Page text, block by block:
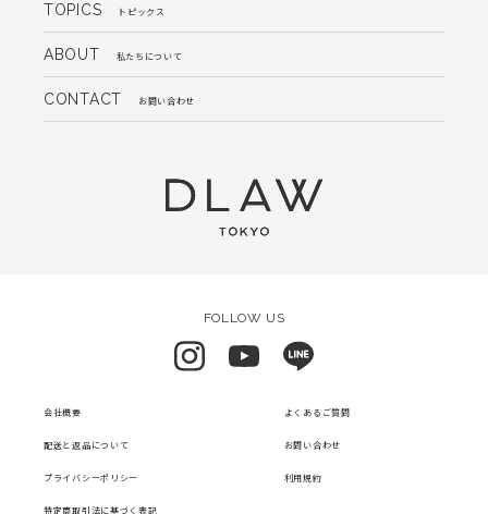
TOPICS トピックス
ABOUT 私たちについて
CONTACT お問い合わせ
FOLLOW US
会社概要 よくあるご質問
配送と返品について お問い合わせ
プライバシーポリシー 利用規約
特定商取引法に基づく表記